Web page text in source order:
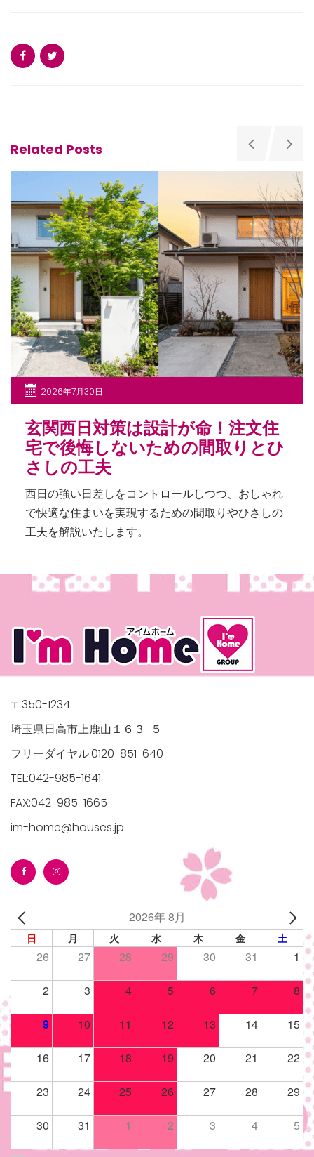
Related Posts
2026年7月30日
玄関西日対策は設計が命！注文住
宅で後悔しないための間取りとひ
さしの工夫
西日の強い日差しをコントロールしつつ、おしゃれ
で快適な住まいを実現するための間取りやひさしの
工夫を解説いたします。
〒350-1234
埼玉県日高市上鹿山１６３−５
フリーダイヤル:0120-851-640
TEL:042-985-1641
FAX:042-985-1665
im-home@houses.jp
2026年 8月
日 月 火 水 木 金 土
26 27 28 29 30 31 1
2 3 4 5 6 7 8
9 10 11 12 13 14 15
16 17 18 19 20 21 22
23 24 25 26 27 28 29
30 31 1 2 3 4 5